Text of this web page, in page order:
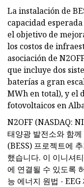
La instalación de
capacidad
el objetivo de
los costos de
asociación de
que incluye dos
baterías a gran
MWh en total), y el
fotovoltaicos en
N2OFF (NASDAQ:
태양광 발전소와 함
(BESS) 프로젝트에
했습니다. 이 이니셔
에 연결될 수 있도록
능 에너지 원법 -